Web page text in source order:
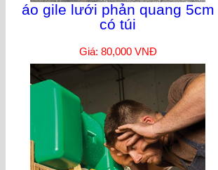
áo gile lưới phản quang 5cm
có túi
Giá: 80,000 VNĐ